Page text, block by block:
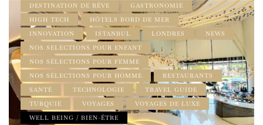
DESTINATION DE RÊVE
GASTRONOMIE
HIGH TECH
HÔTELS BORD DE MER
INNOVATION
ISTANBUL LONDRES
NEWS
NOS SELECTIONS POUR ENFANT
NOS SÉLECTIONS POUR FEMME
NOS SÉLECTIONS POUR HOMME
RESTAURANTS
SANTÉ
TECHNOLOGIE
TRAVEL GUIDE
TURQUIE
VOYAGES
VOYAGES DE LUXE
WELL BEING / BIEN-ÊTRE